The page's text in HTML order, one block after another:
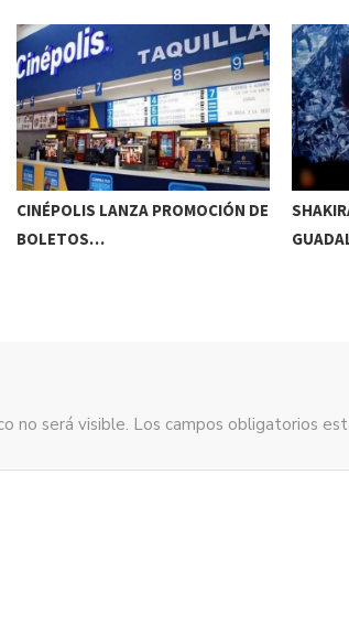
CINÉPOLIS LANZA PROMOCIÓN DE
BOLETOS…
no será visible. Los campos obligatorios